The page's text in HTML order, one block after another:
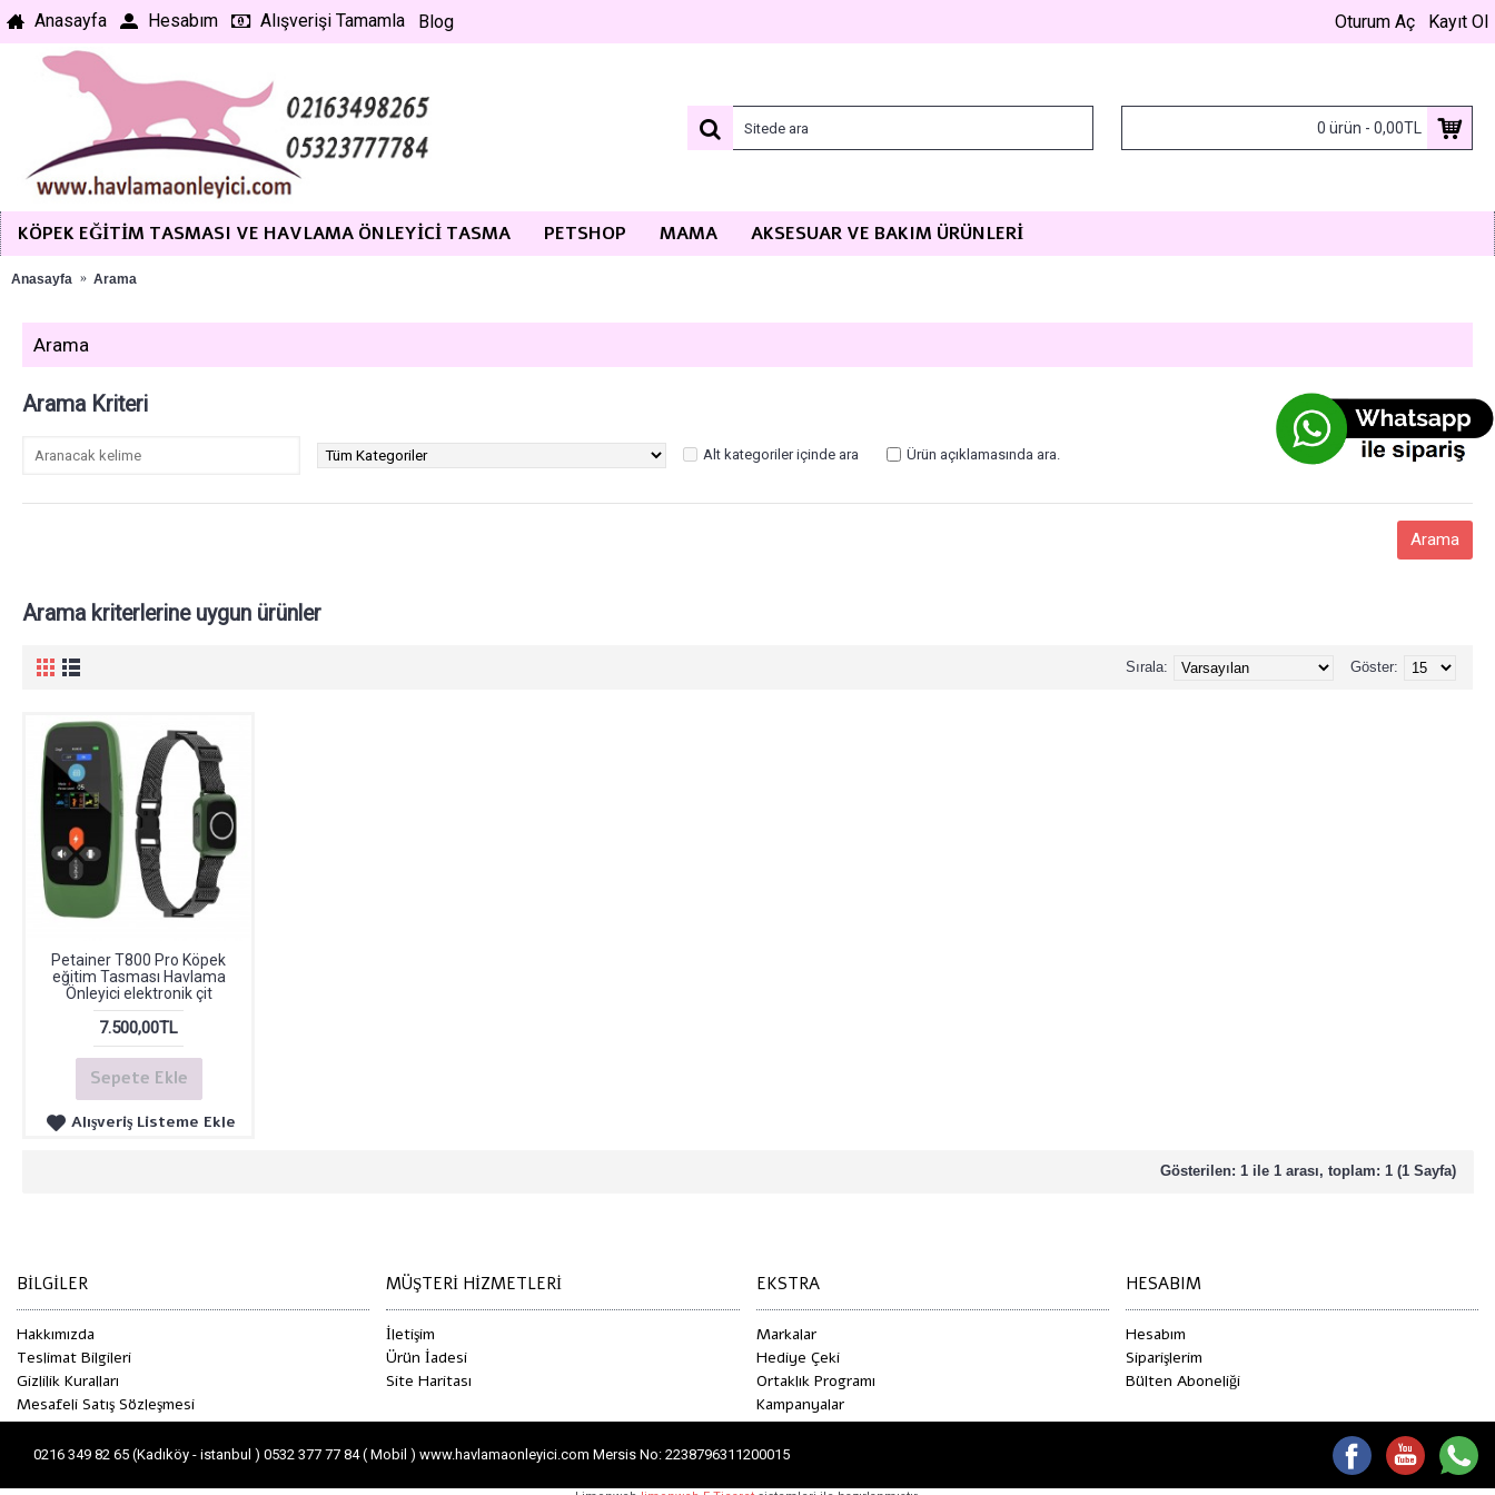
Anasayfa Hesabım Alışverişi Tamamla Blog Oturum Aç Kayıt Ol
0 ürün - 0,00TL
KÖPEK EĞITIM TASMASI VE HAVLAMA ÖNLEYICI TASMA PETSHOP MAMA AKSESUAR VE BAKIM ÜRÜNLERI
Anasayfa Arama
Arama
Arama Kriteri
Alt kategoriler içinde ara Ürün açıklamasında ara.
Arama kriterlerine uygun ürünler
Göster:
Sırala:
Petainer T800 Pro Köpek
eğitim Tasması Havlama
Önleyici elektronik çit
7.500,00TL
Sepete Ekle
Alışveriş Listeme Ekle
Gösterilen: 1 ile 1 arası, toplam: 1 (1 Sayfa)
BILGILER
Hakkımızda
Teslimat Bilgileri
Gizlilik Kuralları
Mesafeli Satış Sözleşmesi
MÜŞTERI HIZMETLERI
İletişim
Ürün İadesi
Site Haritası
EKSTRA
Markalar
Hediye Çeki
Ortaklık Programı
Kampanyalar
HESABIM
Hesabım
Siparişlerim
Bülten Aboneliği
0216 349 82 65 (Kadıköy - istanbul ) 0532 377 77 84 ( Mobil ) www.havlamaonleyici.com Mersis No: 2238796311200015